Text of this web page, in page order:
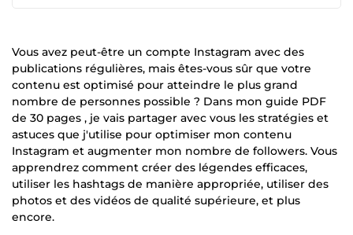
Vous avez peut-être un compte Instagram avec des
publications régulières, mais êtes-vous sûr que votre
contenu est optimisé pour atteindre le plus grand
nombre de personnes possible ? Dans mon guide PDF
de 30 pages , je vais partager avec vous les stratégies et
astuces que j'utilise pour optimiser mon contenu
Instagram et augmenter mon nombre de followers. Vous
apprendrez comment créer des légendes efficaces,
utiliser les hashtags de manière appropriée, utiliser des
photos et des vidéos de qualité supérieure, et plus
encore.